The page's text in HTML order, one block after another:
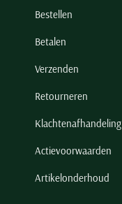
Bestellen
Betalen
Verzenden
Retourneren
Klachtenafhandeling
Actievoorwaarden
Artikelonderhoud